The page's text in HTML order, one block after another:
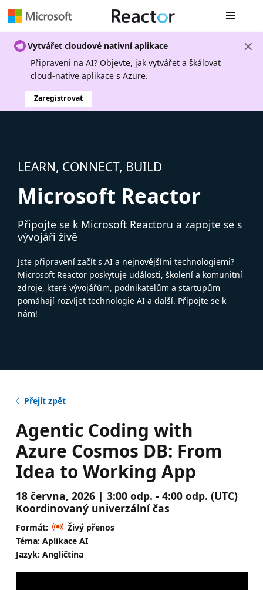
Vytvářet cloudové nativní aplikace
Připraveni na AI? Objevte, jak vytvářet a škálovat
cloud-native aplikace s Azure.
Zaregistrovat
LEARN, CONNECT, BUILD
Microsoft Reactor
Připojte se k Microsoft Reactoru a zapojte se s
vývojáři živě
Jste připravení začít s AI a nejnovějšími technologiemi?
Microsoft Reactor poskytuje události, školení a komunitní
zdroje, které vývojářům, podnikatelům a startupům
pomáhají rozvíjet technologie AI a další. Připojte se k
nám!
Přejít zpět
Agentic Coding with
Azure Cosmos DB: From
Idea to Working App
18 června, 2026 | 3:00 odp. - 4:00 odp. (UTC)
Koordinovaný univerzální čas
Formát:
Živý přenos
Téma: Aplikace AI
Jazyk: Angličtina